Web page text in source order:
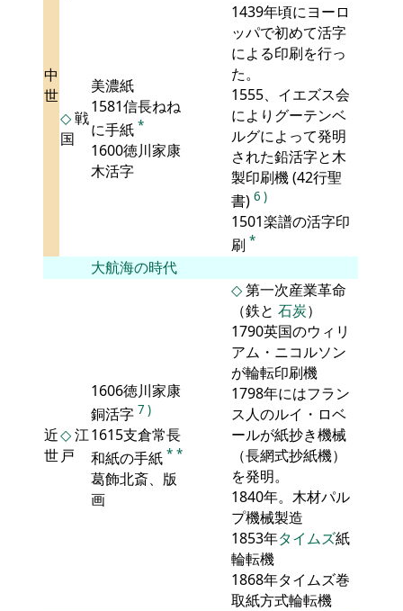
中
世
◇戦
国
美濃紙
1581信長ねね
に手紙 *
1600徳川家康
木活字
1439年頃にヨーロ
ッパで初めて活字
による印刷を行っ
た。
1555、イエズス会
によりグーテンベ
ルグによって発明
された鉛活字と木
製印刷機 (42行聖
書) 6 )
1501楽譜の活字印
刷 *
大航海の時代
近
世
◇江
戸
1606徳川家康
銅活字 7 )
1615支倉常長
和紙の手紙 * *
葛飾北斎、版
画
◇第一次産業革命
（鉄と 石炭）
1790英国のウィリ
アム・ニコルソン
が輪転印刷機
1798年にはフラン
ス人のルイ・ロベ
ールが紙抄き機械
（長網式抄紙機）
を発明。
1840年。木材パル
プ機械製造
1853年タイムズ紙
輪転機
1868年タイムズ巻
取紙方式輪転機